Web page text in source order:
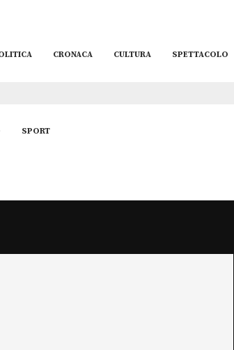
CRONACA CULTURA SPETTACOLO
SPORT